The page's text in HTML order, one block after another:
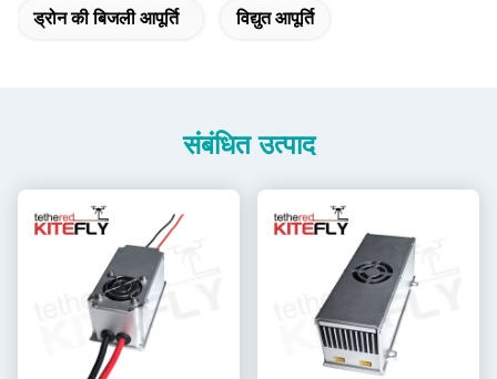
ड्रोन की बिजली आपूर्ति विद्युत आपूर्ति
संबंधित उत्पाद